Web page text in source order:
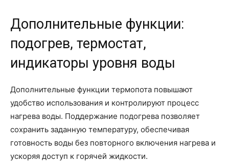
Дополнительные функции:
подогрев, термостат,
индикаторы уровня воды
Дополнительные функции термопота повышают
удобство использования и контролируют процесс
нагрева воды. Поддержание подогрева позволяет
сохранить заданную температуру, обеспечивая
готовность воды без повторного включения нагрева и
ускоряя доступ к горячей жидкости.